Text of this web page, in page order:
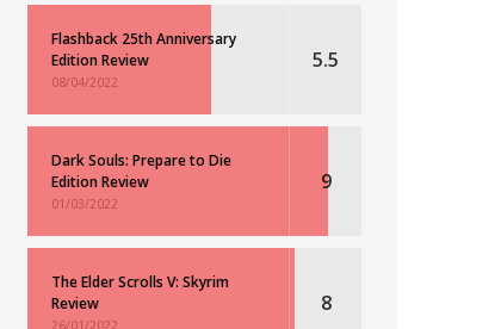
Flashback 25th Anniversary
Edition Review
08/04/2022
5.5
Dark Souls: Prepare to Die
Edition Review
01/03/2022
9
The Elder Scrolls V: Skyrim
Review
26/01/2022
8